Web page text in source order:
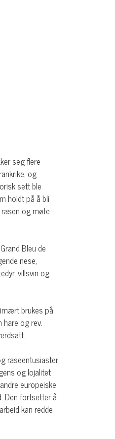
seg flere
og
sett ble
holdt på å bli
og møte
Bleu de
nese,
villsvin og
brukes på
og rev.
raseentusiaster
og lojalitet
europeiske
Den fortsetter å
kan redde